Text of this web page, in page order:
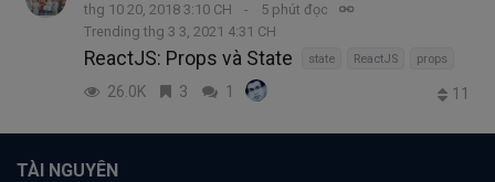
thg 10 20, 2018 3:10 CH
5 phút đọc
Trending thg 3 3, 2021 4:31 CH
ReactJS: Props và State state ReactJS props
26.0K 3 1 11
TÀI NGUYÊN